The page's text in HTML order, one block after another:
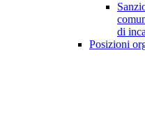
di
Posizioni